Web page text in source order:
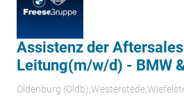
Assistenz der
Leitung(m/w/d) - BMW &
Oldenburg